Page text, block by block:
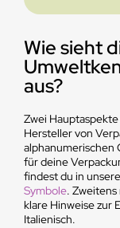
Wie sieht
aus?
Zwei
Hersteller von
alphanumerischen
für deine
findest du in
Symbole.
klare Hinweise zur
Italienisch.